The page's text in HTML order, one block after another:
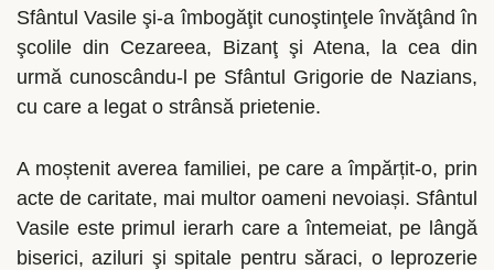
Sfântul Vasile şi-a îmbogăţit cunoştinţele învăţând în
şcolile din Cezareea, Bizanţ şi Atena, la cea din
urmă cunoscându-l pe Sfântul Grigorie de Nazians,
cu care a legat o strânsă prietenie.
A moștenit averea familiei, pe care a împărțit-o, prin
acte de caritate, mai multor oameni nevoiași. Sfântul
Vasile este primul ierarh care a întemeiat, pe lângă
biserici, aziluri şi spitale pentru săraci, o leprozerie